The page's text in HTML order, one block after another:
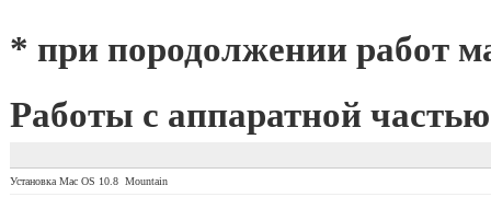
* при породолжении работ
Работы с аппаратной частью
Установка Mac OS 10.8 Mountain